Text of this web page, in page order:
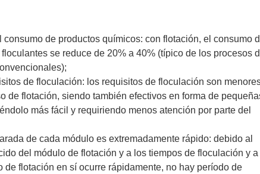
consumo de productos químicos: con flotación, el consumo
se reduce de 20% a 40% (típico de los procesos
de floculación: los requisitos de floculación son
de flotación, siendo también efectivos en forma de
más fácil y requiriendo menos atención por parte del
de cada módulo es extremadamente rápido: debido al
del módulo de flotación y a los tiempos de floculación y a
de flotación en sí ocurre rápidamente, no hay período de